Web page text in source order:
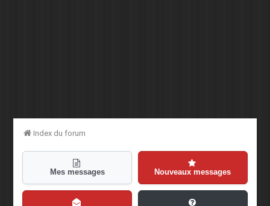
Index du forum
Mes messages Nouveaux messages